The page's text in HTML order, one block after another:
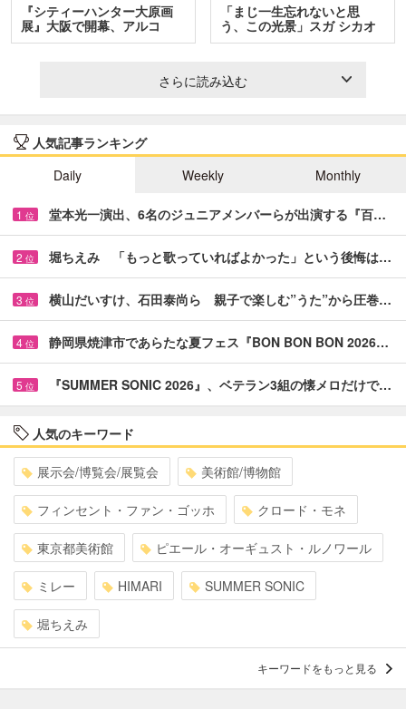
『シティーハンター大原画
展』大阪で開幕、アルコ
＆…
「まじ一生忘れないと思
う、この光景」スガ シカオ
と…
さらに読み込む
人気記事ランキング
Daily
Weekly Monthly
1 位 堂本光一演出、6名のジュニアメンバーらが出演する『百…
2 位 堀ちえみ 「もっと歌っていればよかった」という後悔は…
3 位 横山だいすけ、石田泰尚ら 親子で楽しむ”うた”から圧巻…
4 位 静岡県焼津市であらたな夏フェス『BON BON BON 2026…
5 位 『SUMMER SONIC 2026』、ベテラン3組の懐メロだけで…
人気のキーワード
展示会/博覧会/展覧会 美術館/博物館
フィンセント・ファン・ゴッホ クロード・モネ
東京都美術館 ピエール・オーギュスト・ルノワール
ミレー HIMARI SUMMER SONIC
堀ちえみ
キーワードをもっと見る